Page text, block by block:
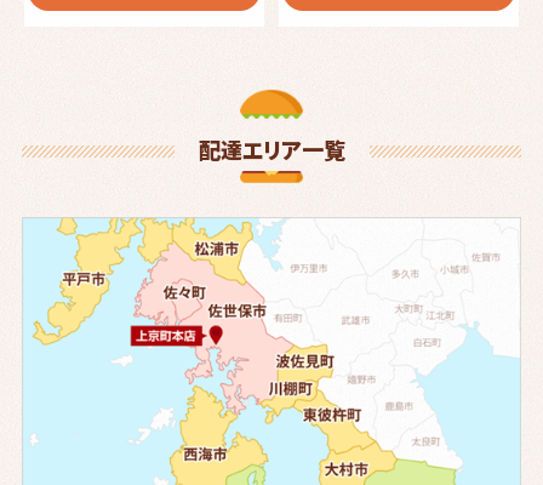
配達エリア一覧